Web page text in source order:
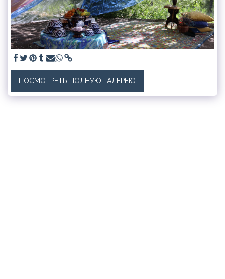
ПОСМОТРЕТЬ ПОЛНУЮ ГАЛЕРЕЮ